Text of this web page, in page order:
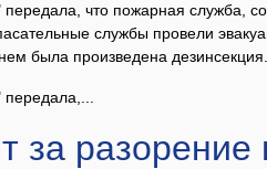
что пожарная служба,
службы провели
была произведена дезинсекция.
за